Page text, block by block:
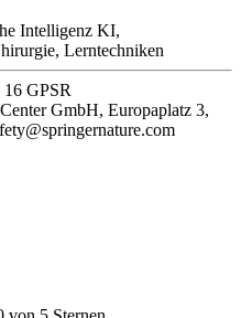
Intelligenz KI,
Lerntechniken
16 GPSR
GmbH, Europaplatz 3,